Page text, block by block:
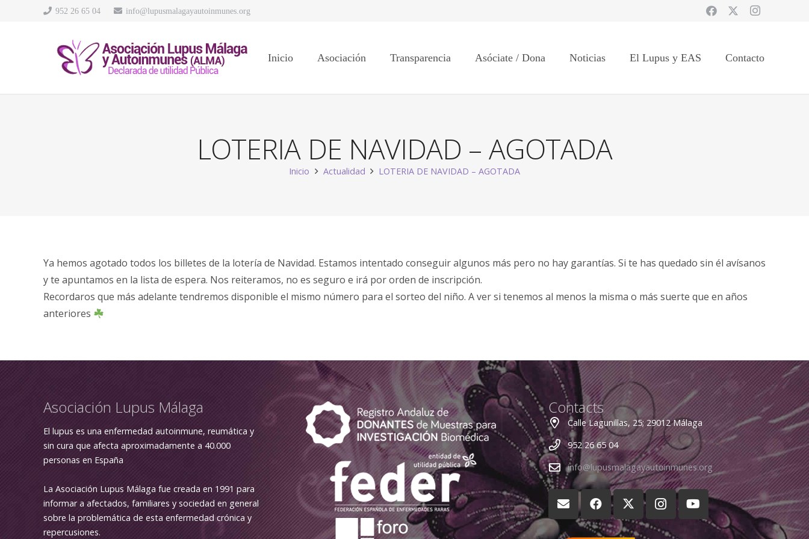
952 26 65 04 info@lupusmalagayautoinmunes.org
Inicio Asociación Transparencia Asóciate / Dona Noticias El Lupus y EAS Contacto
LOTERIA DE NAVIDAD – AGOTADA
Inicio Actualidad LOTERIA DE NAVIDAD – AGOTADA
Ya hemos agotado todos los billetes de la lotería de Navidad. Estamos intentado conseguir algunos más pero no hay garantías. Si te has quedado sin él avísanos
y te apuntamos en la lista de espera. Nos reiteramos, no es seguro e irá por orden de inscripción.
Recordaros que más adelante tendremos disponible el mismo número para el sorteo del niño. A ver si tenemos al menos la misma o más suerte que en años
anteriores
Asociación Lupus Málaga
El lupus es una enfermedad autoinmune, reumática y
sin cura que afecta aproximadamente a 40.000
personas en España
La Asociación Lupus Málaga fue creada en 1991 para
informar a afectados, familiares y sociedad en general
sobre la problemática de esta enfermedad crónica y
repercusiones.
Contacts
Calle Lagunillas, 25; 29012 Málaga
952 26 65 04
info@lupusmalagayautoinmunes.org